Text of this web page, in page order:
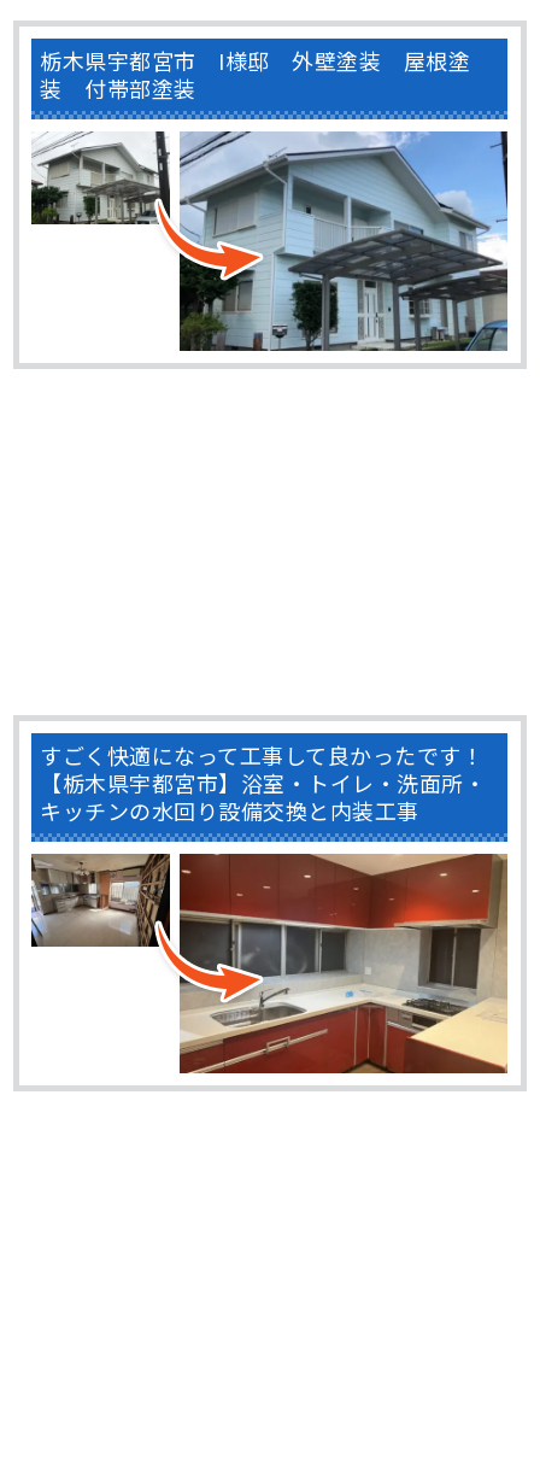
栃木県宇都宮市 I様邸 外壁塗装 屋根塗
装 付帯部塗装
すごく快適になって工事して良かったです！
【栃木県宇都宮市】浴室・トイレ・洗面所・
キッチンの水回り設備交換と内装工事